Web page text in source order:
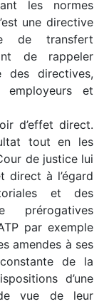
les normes
une directive
de transfert
de rappeler
des directives,
et
d’effet direct.
tout en les
de justice lui
direct à l’égard
et des
prérogatives
par exemple
amendes à ses
de la
d’une
vue de leur